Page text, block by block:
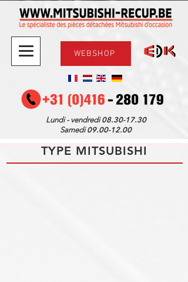
WEBSHOP
Lundi - vendredi08.30-17.30
Samedi09.00-12.00
TYPE MITSUBISHI